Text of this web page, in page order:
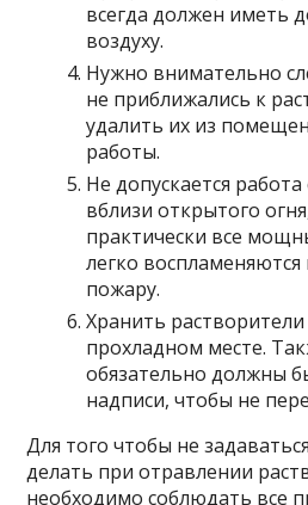
всегда должен иметь
воздуху.
Нужно внимательно
не приближались к
удалить их из
работы.
Не допускается
вблизи открытого
практически все
легко
пожару.
Хранить
прохладном месте.
обязательно должны
надписи, чтобы не
Для того чтобы не
делать при отравлении
необходимо соблюдать все